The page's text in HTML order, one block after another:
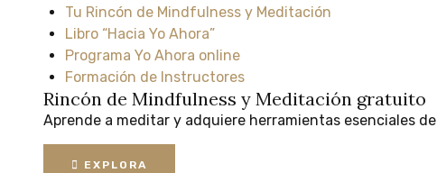
Tu Rincón de Mindfulness y Meditación
Libro “Hacia Yo Ahora”
Programa Yo Ahora online
Formación de Instructores
Rincón de Mindfulness y Meditación gratuito
Aprende a meditar y adquiere herramientas esenciales de
EXPLORA